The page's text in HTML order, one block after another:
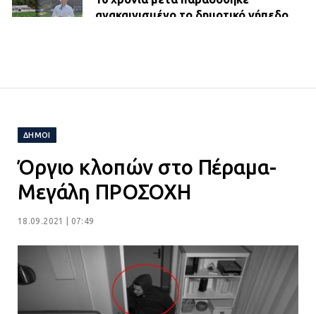
ανακαινισμένο το δημοτικό γήπεδο
ΔΗΜΟΣ ΜΑΝΔΡΑΣ ΕΙΔΥΛΛΙΑΣ:
Αισχύλεια 2026: Το Φεστιβάλ της
Ελευσίνας επιστρέφει στον
Πώς έγινε η επίθεση στους δύο
ελληνοαμερικανούς στην Ακρόπολη
ΔΗΜΟΙ
Όργιο κλοπών στο Πέραμα-
Μεγάλη ΠΡΟΣΟΧΗ
18.09.2021 | 07:49